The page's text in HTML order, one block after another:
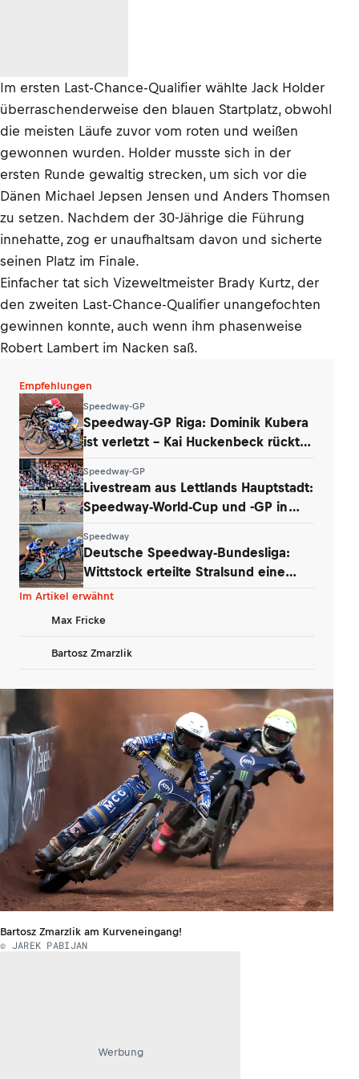
Im ersten Last-Chance-Qualifier wählte Jack Holder
überraschenderweise den blauen Startplatz, obwohl
die meisten Läufe zuvor vom roten und weißen
gewonnen wurden. Holder musste sich in der
ersten Runde gewaltig strecken, um sich vor die
Dänen Michael Jepsen Jensen und Anders Thomsen
zu setzen. Nachdem der 30-Jährige die Führung
innehatte, zog er unaufhaltsam davon und sicherte
seinen Platz im Finale.
Einfacher tat sich Vizeweltmeister Brady Kurtz, der
den zweiten Last-Chance-Qualifier unangefochten
gewinnen konnte, auch wenn ihm phasenweise
Robert Lambert im Nacken saß.
Empfehlungen
Speedway-GP
Speedway-GP Riga: Dominik Kubera
ist verletzt – Kai Huckenbeck rückt
Speedway-GP
Livestream aus Lettlands Hauptstadt:
Speedway-World-Cup und -GP in
Speedway
Deutsche Speedway-Bundesliga:
Wittstock erteilte Stralsund eine
Lehrstunde
Im Artikel erwähnt
Max Fricke
Bartosz Zmarzlik
Bartosz Zmarzlik am Kurveneingang!
© JAREK PABIJAN
Werbung